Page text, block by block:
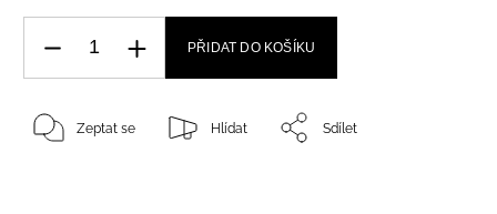
PŘIDAT DO KOŠÍKU
Zeptat se Hlídat Sdílet